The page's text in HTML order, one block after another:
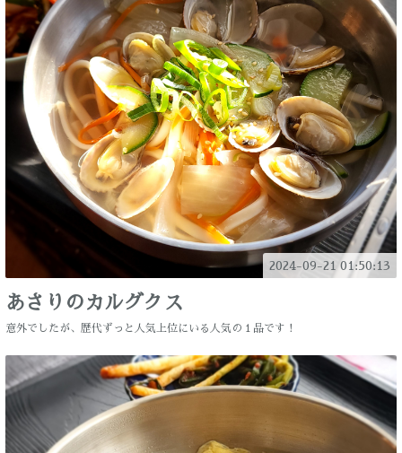
2024-09-21 01:50:13
あさりのカルグクス
意外でしたが、歴代ずっと人気上位にいる人気の１品です！